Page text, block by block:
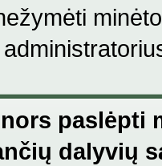
paslėpti
dalyvių